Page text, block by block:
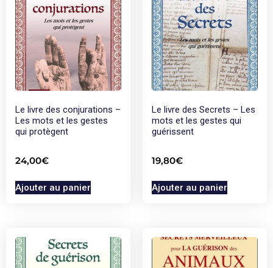
Le livre des conjurations –
Les mots et les gestes
qui protègent
24,00€
Ajouter au panier
Le livre des Secrets – Les
mots et les gestes qui
guérissent
19,80€
Ajouter au panier